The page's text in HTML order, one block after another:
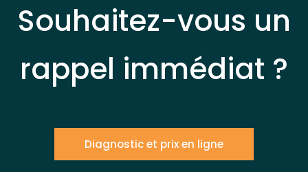
Souhaitez-vous un
rappel immédiat ?
Diagnostic et prix en ligne